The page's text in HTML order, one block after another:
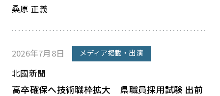
桑原 正義
2026年7月8日 メディア掲載・出演
北國新聞
高卒確保へ技術職枠拡大 県職員採用試験 出前